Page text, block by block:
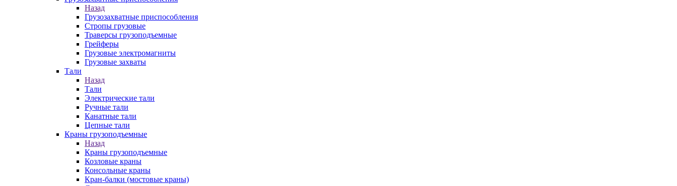
Назад
Грузозахватные приспособления
Стропы грузовые
Траверсы грузоподъемные
Грейферы
Грузовые электромагниты
Грузовые захваты
Тали
Назад
Тали
Электрические тали
Ручные тали
Канатные тали
Цепные тали
Краны грузоподъемные
Назад
Краны грузоподъемные
Козловые краны
Консольные краны
Кран-балки (мостовые краны)